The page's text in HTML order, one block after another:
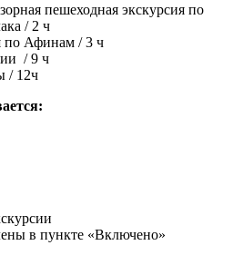
пешеходная экскурсия по
/ 2 ч
по Афинам / 3 ч
/ 9 ч
/ 12ч
в пункте «Включено»